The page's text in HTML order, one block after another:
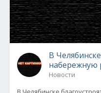
В
набережную
Новости